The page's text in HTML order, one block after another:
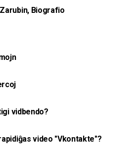
Biografio
vidbendo?
video "Vkontakte"?